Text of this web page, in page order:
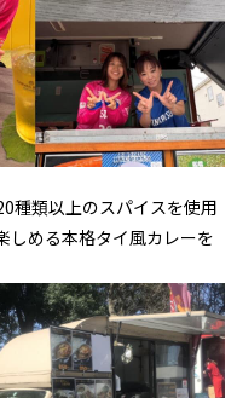
種類以上のスパイスを使用
しめる本格タイ風カレーを